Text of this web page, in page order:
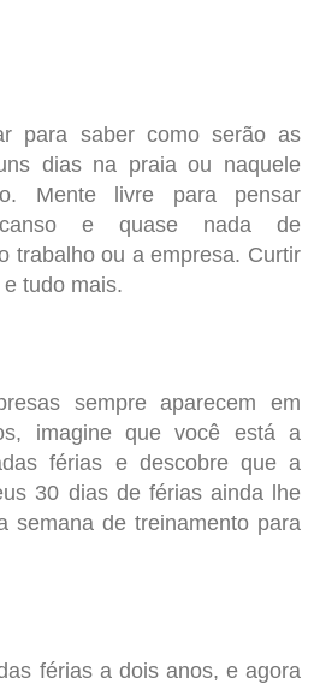
para saber como serão as
dias na praia ou naquele
Mente livre para pensar
e quase nada de
trabalho ou a empresa. Curtir
tudo mais.
sempre aparecem em
imagine que você está a
férias e descobre que a
30 dias de férias ainda lhe
semana de treinamento para
férias a dois anos, e agora